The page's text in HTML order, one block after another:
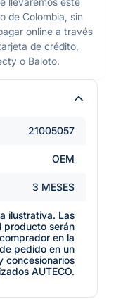
de Colombia, sin
online a través
de crédito,
o Baloto.
21005057
OEM
3 MESES
ilustrativa. Las
producto serán
en la
pedido en un
concesionarios
AUTECO.